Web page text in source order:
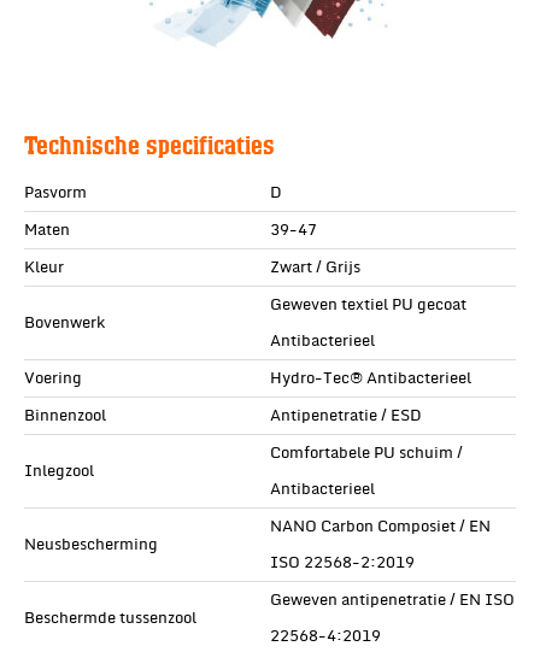
Technische specificaties
Pasvorm
D
Maten
39-47
Kleur
Zwart / Grijs
Bovenwerk
Geweven textiel PU gecoat
Antibacterieel
Voering
Hydro-Tec® Antibacterieel
Binnenzool
Antipenetratie / ESD
Inlegzool
Comfortabele PU schuim /
Antibacterieel
Neusbescherming
NANO Carbon Composiet / EN
ISO 22568-2:2019
Beschermde tussenzool
Geweven antipenetratie / EN ISO
22568-4:2019